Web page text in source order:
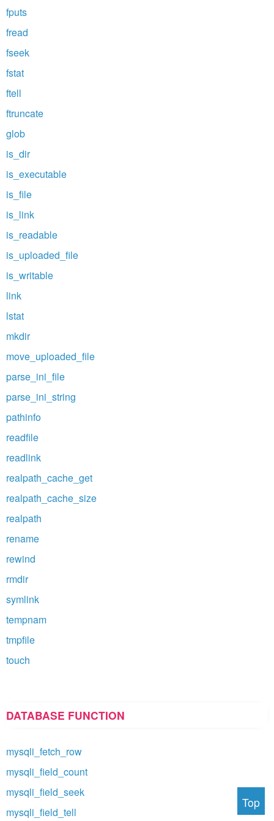
fputs
fread
fseek
fstat
ftell
ftruncate
glob
is_dir
is_executable
is_file
is_link
is_readable
is_uploaded_file
is_writable
link
lstat
mkdir
move_uploaded_file
parse_ini_file
parse_ini_string
pathinfo
readfile
readlink
realpath_cache_get
realpath_cache_size
realpath
rename
rewind
rmdir
symlink
tempnam
tmpfile
touch
DATABASE FUNCTION
mysqli_fetch_row
mysqli_field_count
mysqli_field_seek
mysqli_field_tell
Top